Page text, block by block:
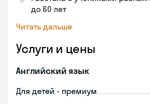
до 60 лет
Читать дальше
Услуги и цены
Английский язык
Для детей - премиум